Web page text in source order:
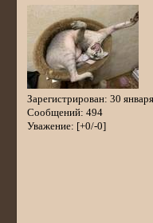
Зарегистрирован: 30
Сообщений: 494
Уважение: [+0/-0]